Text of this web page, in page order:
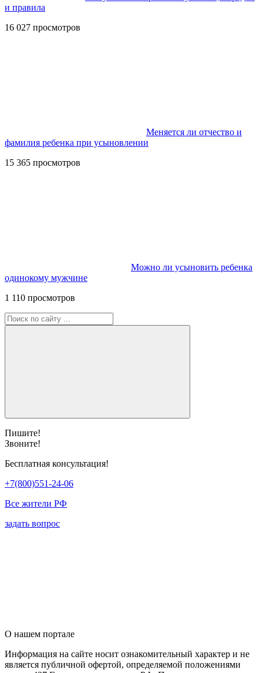
и правила
16 027 просмотров
Меняется ли отчество и
фамилия ребенка при усыновлении
15 365 просмотров
Можно ли усыновить ребенка
одинокому мужчине
1 110 просмотров
Пишите!
Звоните!
Бесплатная консультация!
+7(800)551-24-06
Все жители РФ
задать вопрос
О нашем портале
Информация на сайте носит ознакомительный характер и не
является публичной офертой, определяемой положениями